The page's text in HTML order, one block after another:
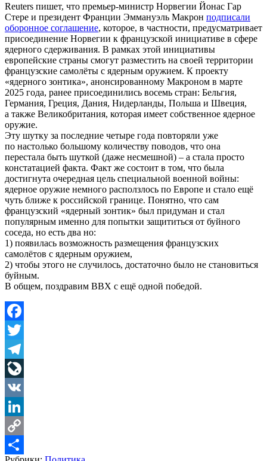
Reuters пишет, что премьер-министр Норвегии Йонас Гар
Стере и президент Франции Эммануэль Макрон подписали
оборонное соглашение, которое, в частности, предусматривает
присоединение Норвегии к французской инициативе в сфере
ядерного сдерживания. В рамках этой инициативы
европейские страны смогут разместить на своей территории
французские самолёты с ядерным оружием. К проекту
«ядерного зонтика», анонсированному Макроном в марте
2025 года, ранее присоединились восемь стран: Бельгия,
Германия, Греция, Дания, Нидерланды, Польша и Швеция,
а также Великобритания, которая имеет собственное ядерное
оружие.
Эту шутку за последние четыре года повторяли уже
по настолько большому количеству поводов, что она
перестала быть шуткой (даже несмешной) – а стала просто
констатацией факта. Факт же состоит в том, что была
достигнута очередная цель специальной военной войны:
ядерное оружие немного расползлось по Европе и стало ещё
чуть ближе к российской границе. Понятно, что сам
французский «ядерный зонтик» был придуман и стал
популярным именно для попытки защититься от буйного
соседа, но есть два но:
1) появилась возможность размещения французских
самолётов с ядерным оружием,
2) чтобы этого не случилось, достаточно было не становиться
буйным.
В общем, поздравим ВВХ с ещё одной победой.
Facebook
Twitter
Telegram
LiveJournal
VK
LinkedIn
Copy